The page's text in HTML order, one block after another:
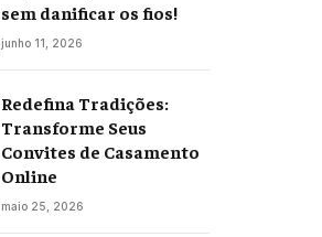
sem danificar os fios!
junho 11, 2026
Redefina Tradições:
Transforme Seus
Convites de Casamento
Online
maio 25, 2026